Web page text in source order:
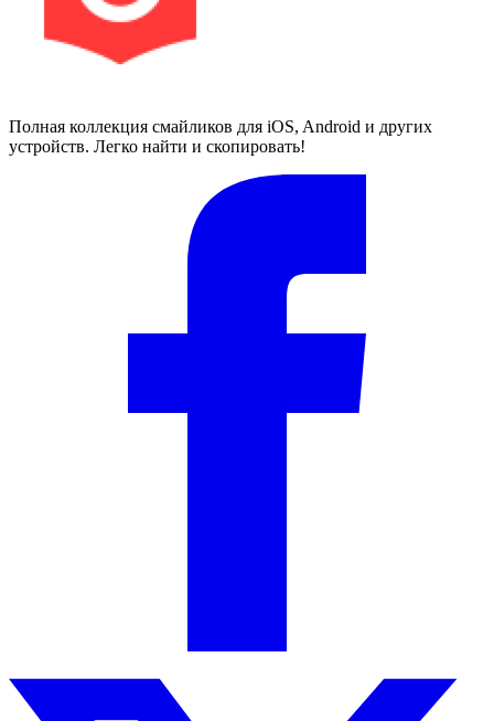
Полная коллекция смайликов для iOS, Android и других
устройств. Легко найти и скопировать!